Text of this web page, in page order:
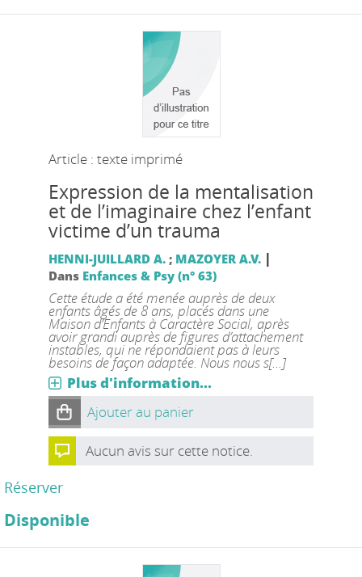
Article : texte imprimé
Expression de la mentalisation
et de l’imaginaire chez l’enfant
victime d’un trauma
HENNI-JUILLARD A.; MAZOYER A.V. |
Dans Enfances & Psy (n° 63)
Cette étude a été menée auprès de deux
enfants âgés de 8 ans, placés dans une
Maison d’Enfants à Caractère Social, après
avoir grandi auprès de figures d’attachement
instables, qui ne répondaient pas à leurs
besoins de façon adaptée. Nous nous s[...]
Plus d'information...
Ajouter au panier
Aucun avis sur cette notice.
Réserver
Disponible